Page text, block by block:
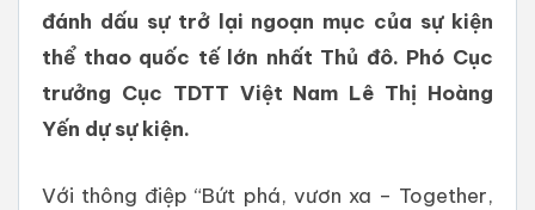
đánh dấu sự trở lại ngoạn mục của sự kiện
thể thao quốc tế lớn nhất Thủ đô. Phó Cục
trưởng Cục TDTT Việt Nam Lê Thị Hoàng
Yến dự sự kiện.
Với thông điệp “Bứt phá, vươn xa – Together,